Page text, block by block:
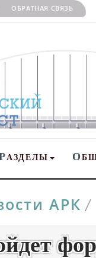
ОБРАТНАЯ СВЯЗЬ
АЗДЕЛЫ О
АРК /